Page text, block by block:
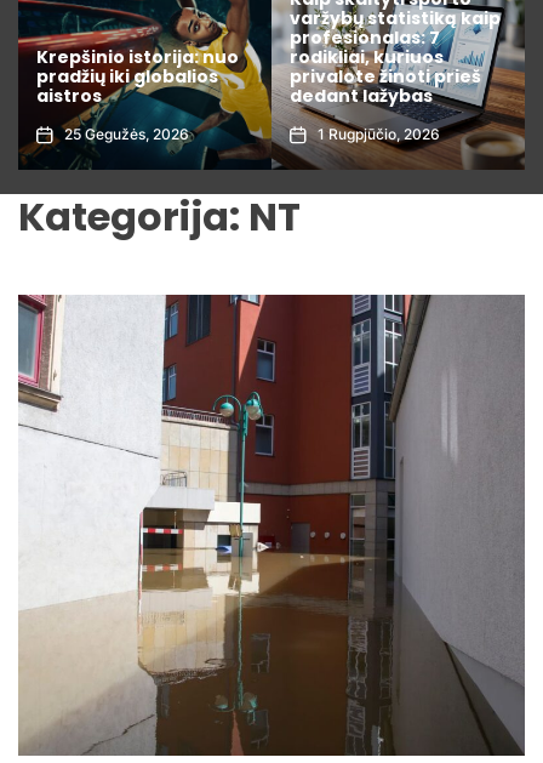
varžybų statistiką kaip
profesionalas: 7
rodikliai, kuriuos
privalote žinoti prieš
dedant lažybas
1 Rugpjūčio, 2026
Kaip išsirinkti išmanųjį
namų valdymo
įrenginį, kuris realiai
sutaupo elektros
sąskaitas
3 Liepos, 2026
Kategorija: NT